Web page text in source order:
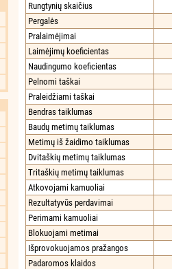
Rungtynių skaičius
Pergalės
Pralaimėjimai
Laimėjimų koeficientas
Naudingumo koeficientas
Pelnomi taškai
Praleidžiami taškai
Bendras taiklumas
Baudų metimų taiklumas
Metimų iš žaidimo taiklumas
Dvitaškių metimų taiklumas
Tritaškių metimų taiklumas
Atkovojami kamuoliai
Rezultatyvūs perdavimai
Perimami kamuoliai
Blokuojami metimai
Išprovokuojamos pražangos
Padaromos klaidos